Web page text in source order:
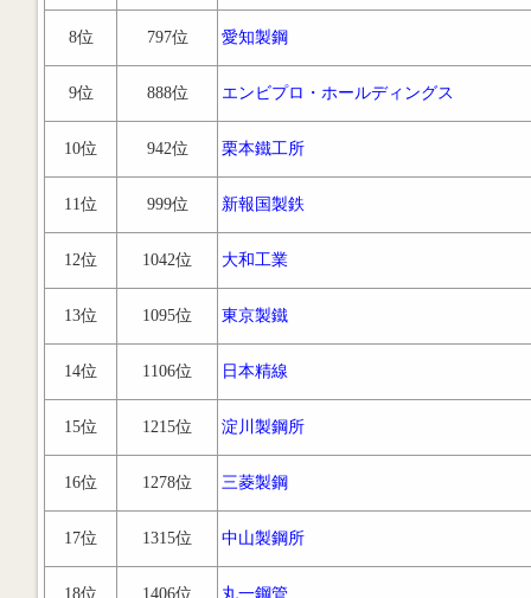
8位 797位 愛知製鋼
9位 888位 エンビプロ・ホールディングス
10位 942位 栗本鐵工所
11位 999位 新報国製鉄
12位 1042位 大和工業
13位 1095位 東京製鐵
14位 1106位 日本精線
15位 1215位 淀川製鋼所
16位 1278位 三菱製鋼
17位 1315位 中山製鋼所
18位 1406位 丸一鋼管